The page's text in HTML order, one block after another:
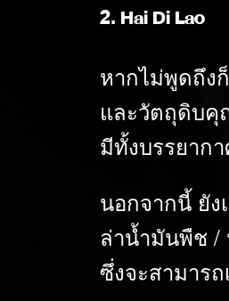
2. Hai Di Lao
หากไม่พูดถึง
และวัตถุดิบคุ
มีทั้งบรรยาก
นอกจากนี้ ยั
ล่าน้ำมันพืช /
ซึ่งจะสามาร